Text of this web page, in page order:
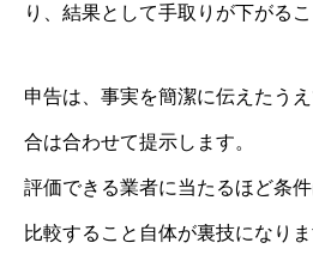
り、結果として手取りが下がるこ
申告は、事実を簡潔に伝えたう
合は合わせて提示します。
評価できる業者に当たるほど条
比較すること自体が裏技になりま